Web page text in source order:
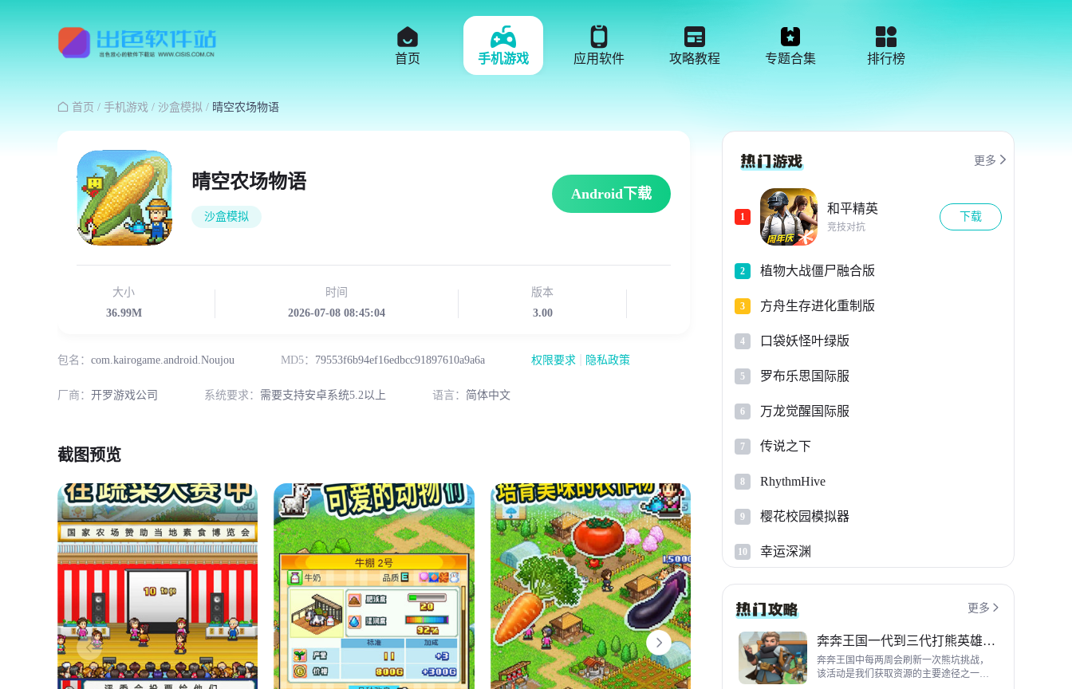
首页 手机游戏 应用软件 攻略教程 专题合集 排行榜
 首页 / 手机游戏 / 沙盒模拟 / 晴空农场物语
晴空农场物语
沙盒模拟
Android下载
大小
36.99M
时间
2026-07-08 08:45:04
版本
3.00
包名： com.kairogame.android.Noujou MD5： 79553f6b94ef16edbcc91897610a9a6a 权限要求 隐私政策
厂商： 开罗游戏公司 系统要求： 需要支持安卓系统5.2以上 语言： 简体中文
截图预览
更多 
1
和平精英
竞技对抗
下载
2 植物大战僵尸融合版
3 方舟生存进化重制版
4 口袋妖怪叶绿版
5 罗布乐思国际服
6 万龙觉醒国际服
7 传说之下
8 RhythmHive
9 樱花校园模拟器
10 幸运深渊
更多 
奔奔王国一代到三代打熊英雄推荐
奔奔王国中每两周会刷新一次熊坑挑战，
该活动是我们获取资源的主要途径之一，